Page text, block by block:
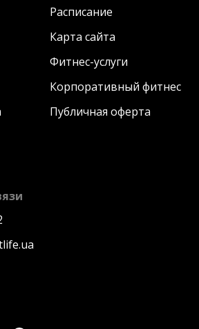
Расписание
Карта сайта
Фитнес-услуги
Корпоративный фитнес
Публичная оферта